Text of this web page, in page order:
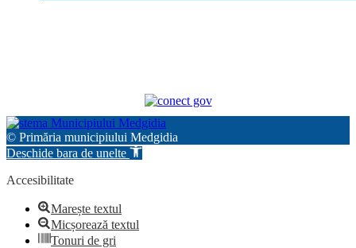
© Primăria municipiului Medgidia
Deschide bara de unelte
Accesibilitate
Marește textul
Micșorează textul
Tonuri de gri